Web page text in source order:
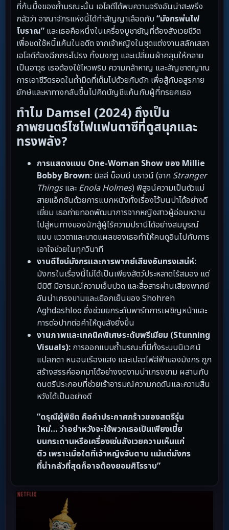
ที่ก้นบึ้งของถ้ำมรณะนั้น เอโลดีได้พบความจริงอันน่าสะพรึง
กลัวว่า อาณาจักรแห่งนี้ได้ทำสัญญาเลือดกับ “มังกรพ่นไฟ
โบราณ” และเธอคือหนึ่งในเครื่องบูชายัญที่ต้องสังเวยชีวิต
เพื่อชดใช้หนี้แค้นในอดีต จากเจ้าหญิงในชุดแต่งงานสลักเสลา
เอโลดีต้องฉีกกระโปรง ทิ้งมงกุฎ และเปลี่ยนผ้าคลุมให้กลาย
เป็นอาวุธ เธอต้องใช้ไหวพริบ ความกล้าหาญ และสัญชาตญาณ
การเอาชีวิตรอดในถ้ำมืดที่เต็มไปด้วยกับดัก เพื่อสู้กับอสูรกาย
ยักษ์และหาทางกลับขึ้นไปคิดบัญชีแค้นกับผู้ที่ทรยศเธอ
ทำไม Damsel (2024) ถึงเป็น
ภาพยนตร์ไซไฟแฟนตาซีที่ดูสนุกและ
ทรงพลัง?
การแสดงแบบ One-Woman Show ของ Millie
Bobby Brown: มิลลี บ็อบบี บราวน์ (จาก Stranger
ThingsและEnola Holmes) พิสูจน์ความเป็นตัวแม่
สายแอ็กชันด้วยการแบกหนังทั้งเรื่องไว้บนบ่าได้อย่างดี
เยี่ยม เธอถ่ายทอดพัฒนาการจากหญิงสาวผู้อ่อนหวาน
ไปสู่หนทางของนักสู้ผู้ไร้ความปรานีได้อย่างสมบูรณ์
แบบ แววตาและบาดแผลของเธอทำให้คนดูอินไปกับการ
เอาใจช่วยในทุกวินาที
งานดีไซน์มังกรและการพากย์เสียงอันทรงเสน่ห์:
มังกรในเรื่องนี้ไม่ได้เป็นเพียงสัตว์ประหลาดไร้สมอง แต่
มีมิติ มีอารมณ์ความเจ็บปวด และสื่อสารผ่านเสียงพากย์
อันน่าเกรงขามและเยือกเย็นของ Shohreh
Aghdashloo ซึ่งช่วยยกระดับพาร์ทการเผชิญหน้าและ
การต่อปากต่อคำให้ดูขลังยิ่งขึ้น
งานภาพและเทคนิคพิเศษระดับพรีเมียม (Stunning
Visuals): การออกแบบถ้ำมรณะที่มีทั้งระบบนิเวศน์
แปลกตา หนอนเรืองแสง และเปลวไฟสีฟ้าของมังกร ถูก
สร้างสรรค์ออกมาได้อย่างงดงามน่าเกรงขาม ผสานกับ
ดนตรีประกอบที่ช่วยเร้าอารมณ์ความกดดันและความสิ้น
หวังได้เป็นอย่างดี
“ดรุณีผู้พิชิต คือคำประกาศกร้าวของสตรีรุ่น
ใหม่… ว่าอย่าหวังจะใช้พวกเธอเป็นเพียงเบี้ย
บนกระดานหรือเครื่องเซ่นสังเวยความเห็นแก่
ตัว เพราะเมื่อใดที่เจ้าหญิงจับดาบ แม้แต่มังกร
ที่น่ากลัวที่สุดก็อาจต้องยอมศิโรราบ”